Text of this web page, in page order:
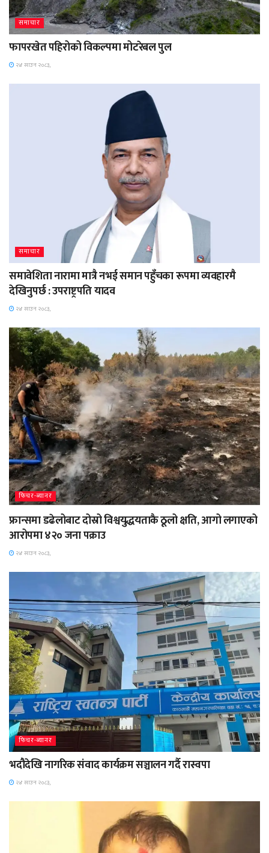
समाचार
फापरखेत पहिरोको विकल्पमा मोटरेबल पुल
२४ साउन २०८३,
समाचार
समावेशिता नारामा मात्रै नभई समान पहुँचका रूपमा व्यवहारमै
देखिनुपर्छ : उपराष्ट्रपति यादव
२४ साउन २०८३,
फिचर-ब्यानर
फ्रान्समा डढेलोबाट दोस्रो विश्वयुद्धयताकै ठूलो क्षति, आगो लगाएको
आरोपमा ४२० जना पक्राउ
२४ साउन २०८३,
फिचर-ब्यानर
भदौदेखि नागरिक संवाद कार्यक्रम सञ्चालन गर्दै रास्वपा
२४ साउन २०८३,